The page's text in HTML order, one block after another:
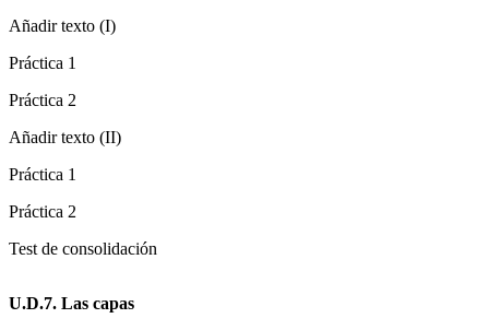
Añadir texto (I)
Práctica 1
Práctica 2
Añadir texto (II)
Práctica 1
Práctica 2
Test de consolidación
U.D.7. Las capas